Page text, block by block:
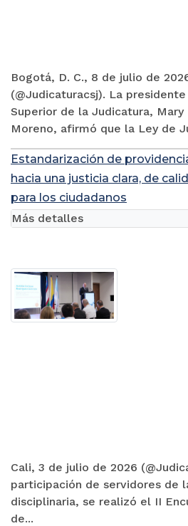
Bogotá, D. C., 8 de julio de
(@Judicaturacsj). La
Superior de la Judicatura,
Moreno, afirmó que la Ley de
Estandarización de
hacia una justicia clara, de
para los ciudadanos
Cali, 3 de julio de 2026
participación de servidores de
disciplinaria, se realizó el II
de...
Más detalles